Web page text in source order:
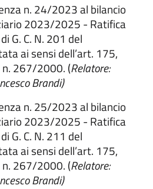
n. 24/2023 al bilancio
2023/2025 - Ratifica
G. C. N. 201 del
ai sensi dell’art. 175,
n. 267/2000. (Relatore:
Brandi)
n. 25/2023 al bilancio
2023/2025 - Ratifica
G. C. N. 211 del
ai sensi dell’art. 175,
n. 267/2000. (Relatore:
Brandi)